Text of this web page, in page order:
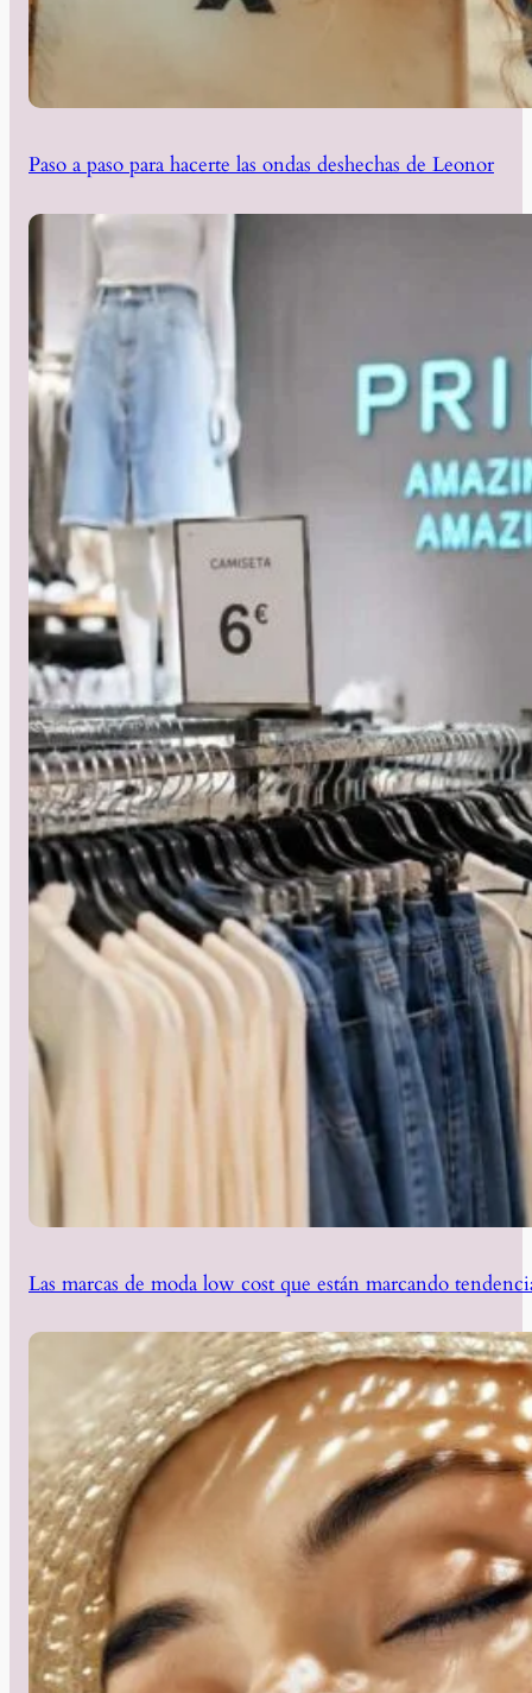
Paso a paso para hacerte las ondas deshechas de Leonor
Las marcas de moda low cost que están marcando